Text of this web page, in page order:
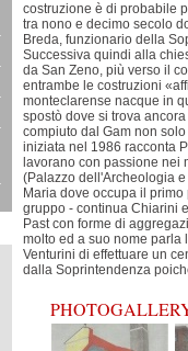
costruzione è di probabile
tra nono e decimo secolo
Breda, funzionario della
Successiva quindi alla
da San Zeno, più verso il
entrambe le costruzioni
monteclarense nacque in
spostò dove si trova
compiuto dal Gam non
iniziata nel 1986 racconta
lavorano con passione nei
(Palazzo dell'Archeologia
Maria dove occupa il
gruppo - continua Chiarini
Past con forme di
molto ed a suo nome parla
Venturini di effettuare un
dalla Soprintendenza